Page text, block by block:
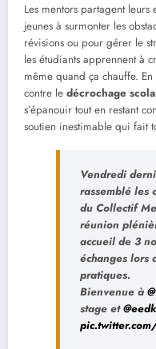
Les mentors partagent
jeunes à surmonter les
révisions ou pour gérer le
les étudiants apprennent à
même quand ça chauffe.
contre le décrochage
s’épanouir tout en restant
soutien inestimable qui fait
Vendredi
rassemblé les
du Collectif
réunion
accueil de 3
échanges lors
pratiques.
Bienvenue à
stage et